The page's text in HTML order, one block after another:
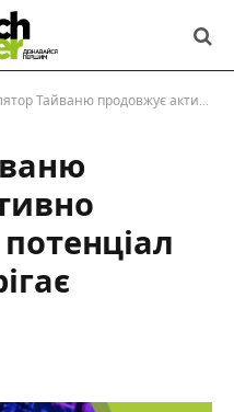
продовжує активно досліджувати потенціал CBDC, але зберігає скептицизм